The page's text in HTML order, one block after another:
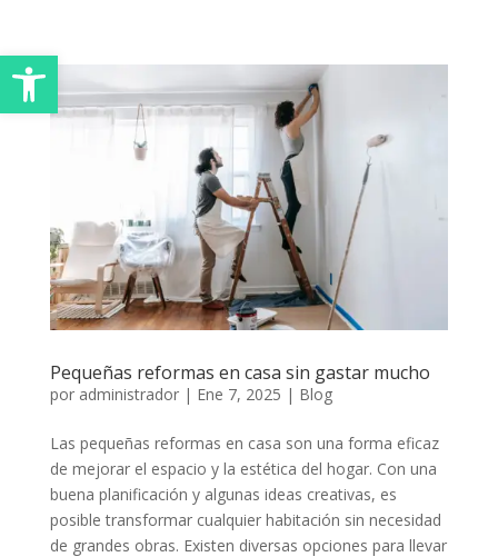
Abrir barra de herramientas
Pequeñas reformas en casa sin gastar mucho
por administrador| Ene 7, 2025 | Blog
Las pequeñas reformas en casa son una forma eficaz
de mejorar el espacio y la estética del hogar. Con una
buena planificación y algunas ideas creativas, es
posible transformar cualquier habitación sin necesidad
de grandes obras. Existen diversas opciones para llevar